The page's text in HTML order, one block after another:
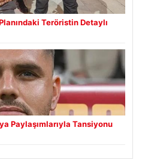
Teröristin Detaylı
Paylaşımlarıyla Tansiyonu